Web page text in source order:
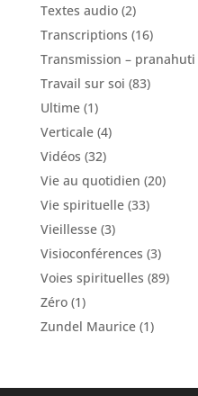
Textes audio(2)
Transcriptions (16)
Transmission – pranahuti
Travail sur soi (83)
Ultime(1)
Verticale(4)
Vidéos (32)
Vie au quotidien (20)
Vie spirituelle(33)
Vieillesse(3)
Visioconférences (3)
Voies spirituelles (89)
Zéro(1)
Zundel Maurice(1)